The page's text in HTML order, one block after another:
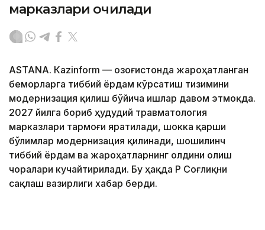
марказлари очилади
ASTANА. Кazinform — Қозоғистонда жароҳатланган
беморларга тиббий ёрдам кўрсатиш тизимини
модернизация қилиш бўйича ишлар давом этмоқда.
2027 йилга бориб ҳудудий травматология
марказлари тармоғи яратилади, шокка қарши
бўлимлар модернизация қилинади, шошилинч
тиббий ёрдам ва жароҳатларнинг олдини олиш
чоралари кучайтирилади. Бу ҳақда ҚР Соғлиқни
сақлаш вазирлиги хабар берди.